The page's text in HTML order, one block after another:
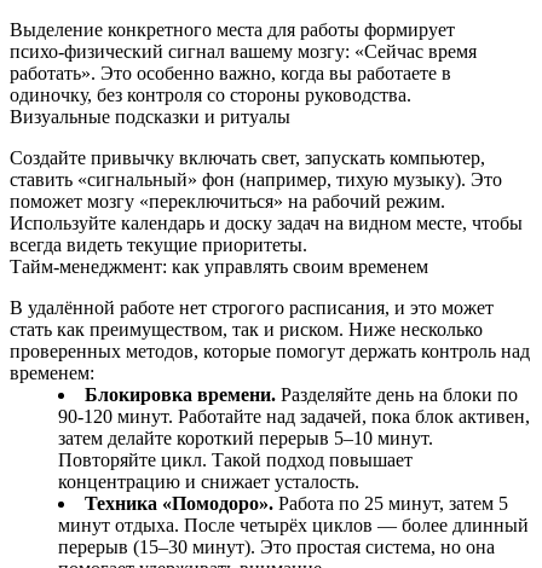
Выделение конкретного места для работы формирует
психо‑физический сигнал вашему мозгу: «Сейчас время
работать». Это особенно важно, когда вы работаете в
одиночку, без контроля со стороны руководства.
Визуальные подсказки и ритуалы
Создайте привычку включать свет, запускать компьютер,
ставить «сигнальный» фон (например, тихую музыку). Это
поможет мозгу «переключиться» на рабочий режим.
Используйте календарь и доску задач на видном месте, чтобы
всегда видеть текущие приоритеты.
Тайм‑менеджмент: как управлять своим временем
В удалённой работе нет строгого расписания, и это может
стать как преимуществом, так и риском. Ниже несколько
проверенных методов, которые помогут держать контроль над
временем:
Блокировка времени. Разделяйте день на блоки по
90‑120 минут. Работайте над задачей, пока блок активен,
затем делайте короткий перерыв 5–10 минут.
Повторяйте цикл. Такой подход повышает
концентрацию и снижает усталость.
Техника «Помодоро». Работа по 25 минут, затем 5
минут отдыха. После четырёх циклов — более длинный
перерыв (15–30 минут). Это простая система, но она